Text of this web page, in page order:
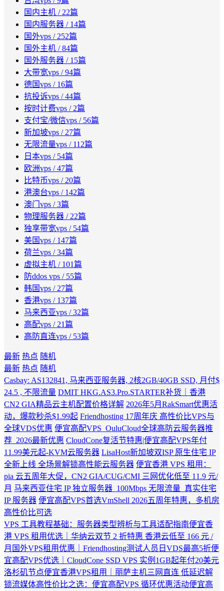
国内主机 / 22篇
国内服务器 / 14篇
国外vps / 252篇
国外主机 / 84篇
国外服务器 / 15篇
大带宽vps / 94篇
德国vps / 16篇
抗投诉vps / 44篇
按时计费vps / 2篇
支付宝/微信vps / 56篇
新加坡vps / 27篇
无限流量vps / 112篇
日本vps / 54篇
欧洲vps / 47篇
比特币vps / 20篇
港澳台vps / 142篇
澳门vps / 3篇
物理服务器 / 22篇
独享带宽vps / 54篇
美国vps / 147篇
荷兰vps / 34篇
虚拟主机 / 101篇
防ddos vps / 55篇
韩国vps / 27篇
香港vps / 137篇
马来西亚vps / 32篇
高配vps / 21篇
高防直连vps / 53篇
最新 热点 随机
最新 热点 随机
Casbay: AS132841, 马来西亚服务器, 2核2GB/40GB SSD, 月付$
24.5 , 不限流量 DMIT HKG.AS3.Pro.STARTER补货｜香港
CN2 GIA精品云主机配置价格详解 2026年5月RakSmart优惠活
动，爆款秒杀$1.99起 Friendhosting 17周年庆 高性价比VPS与
全球VDS优惠 便宜高配VPS_OuluCloud全球高防云服务器推
荐_2026最新优惠 CloudCone复活节特惠|便宜高配VPS年付
11.99美元起-KVM云服务器 LisaHost新加坡双ISP 原生住宅 IP
全新上线 全场景解锁高性能云服务器 便宜香港 VPS 租用：
pia 云五周年大促，CN2 GIA/CUG/CMI 三网优化低至 11.9 元/
月 马来西亚住宅 IP 独立服务器_100Mbps 无限流量_真实住宅
IP 服务器 便宜高配VPS首选VmShell 2026五周年特惠，多机房
高性价比可选
VPS 工具教程基础：服务器类型辨析与工具适配指南便宜香
港 VPS 租用优选｜华纳云双节 2 折特惠 香港云低至 166 元 /
月 国外VPS租用优惠｜Friendhosting测试人员日VDS最高5折便
宜高配VPS优选｜CloudCone SSD VPS 实例1GB起年付20美元
洛杉矶节点便宜香港VPS租用｜丽萨主机三网直连 低延迟解
锁流媒体高性价比之选：便宜高配VPS 循环优惠活动便宜高